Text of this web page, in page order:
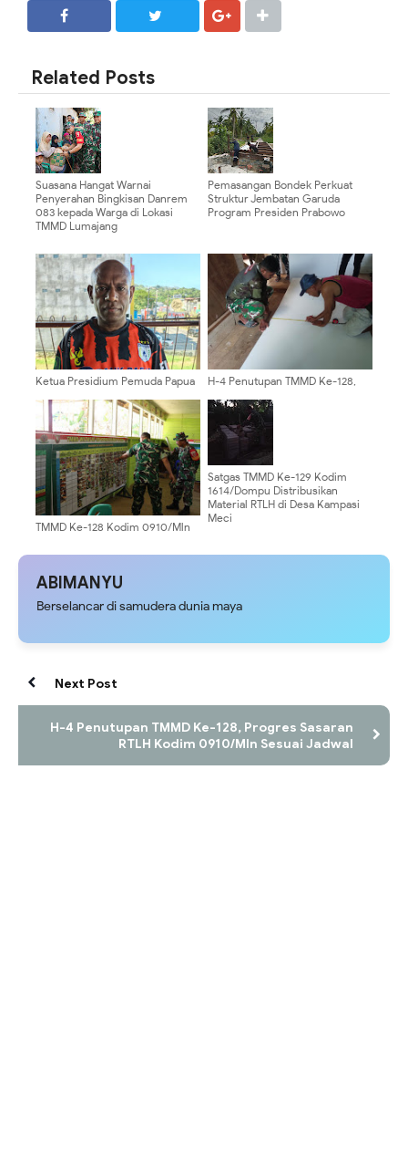
Related Posts
Suasana Hangat Warnai
Penyerahan Bingkisan Danrem
083 kepada Warga di Lokasi
TMMD Lumajang
Pemasangan Bondek Perkuat
Struktur Jembatan Garuda
Program Presiden Prabowo
Ketua Presidium Pemuda Papua
Bijak Menyikapi Isu dan Jaga
Kondusivitas Papua
H-4 Penutupan TMMD Ke-128,
0910/Mln Sesuai Jadwal
TMMD Ke-128 Kodim 0910/Mln
Ditutup Danrem 092/Maharajalila
Satgas TMMD Ke-129 Kodim
1614/Dompu Distribusikan
Material RTLH di Desa Kampasi
Meci
ABIMANYU
Berselancar di samudera dunia maya
Next Post
H-4 Penutupan TMMD Ke-128, Progres Sasaran
RTLH Kodim 0910/Mln Sesuai Jadwal